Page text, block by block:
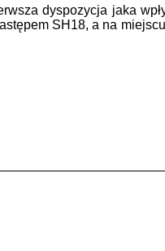
dyspozycja jaka
SH18, a na